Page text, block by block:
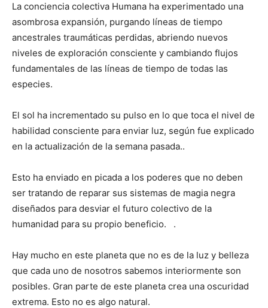
La conciencia colectiva Humana ha experimentado una
asombrosa expansión, purgando líneas de tiempo
ancestrales traumáticas perdidas, abriendo nuevos
niveles de exploración consciente y cambiando flujos
fundamentales de las líneas de tiempo de todas las
especies.
El sol ha incrementado su pulso en lo que toca el nivel de
habilidad consciente para enviar luz, según fue explicado
en la actualización de la semana pasada..
Esto ha enviado en picada a los poderes que no deben
ser tratando de reparar sus sistemas de magia negra
diseñados para desviar el futuro colectivo de la
humanidad para su propio beneficio. .
Hay mucho en este planeta que no es de la luz y belleza
que cada uno de nosotros sabemos interiormente son
posibles. Gran parte de este planeta crea una oscuridad
extrema. Esto no es algo natural.